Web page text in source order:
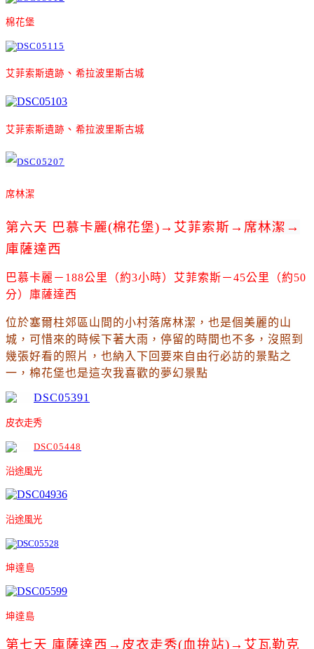
棉花堡
艾菲索斯遺跡 、 希拉波里斯古城
艾菲索斯遺跡 、 希拉波里斯古城
席林潔
第六天 巴慕卡麗(棉花堡)→ 艾菲索斯 → 席林潔 →
庫薩達西
巴慕卡麗－188公里（約3小時）艾菲索斯－45公里（約50
分）庫薩達西
位於塞爾柱郊區山間的小村落席林潔 ，也是個美麗的山
城 ， 可惜來的時候下著大雨 ，停留的時間也不多 ，沒照到
幾張好看的照片 ，也納入下回要來自由行必訪的景點之
一 ，棉花堡也是這次我喜歡的夢幻景點
皮衣走秀
沿途風光
沿途風光
坤達島
坤達島
第七天 庫薩達西→ 皮衣走秀(血拚站)→艾瓦勒克